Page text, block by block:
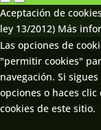
Aceptación de
ley 13/2012) Más
Las opciones de
"permitir cookies"
navegación. Si
opciones o haces
cookies de este sitio.